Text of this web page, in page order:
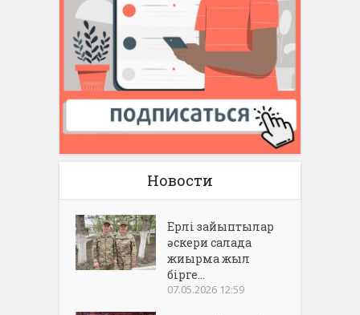
Новости
Ерлі зайыптылар
әскери салада
жиырма жыл
бірге...
07.05.2026 12:59